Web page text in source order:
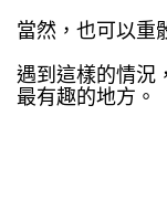
當然，也可以重
遇到這樣的情況
最有趣的地方。